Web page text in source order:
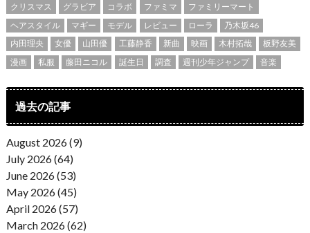
クリスマス
グラビア コラボ ファミマ
ファミリーマート
ヘアスタイル
マギー モデル レビュー ローラ
乃木坂46
内田理央
女優 山田優 工藤静香 新曲 映画 木村拓哉
板野友美
漫画
私服 藤田ニコル 誕生日 調査 週刊少年ジャンプ 音楽
過去の記事
August 2026 (9)
July 2026 (64)
June 2026 (53)
May 2026 (45)
April 2026 (57)
March 2026 (62)